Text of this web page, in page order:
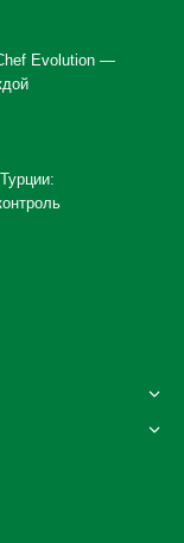
Evolution —